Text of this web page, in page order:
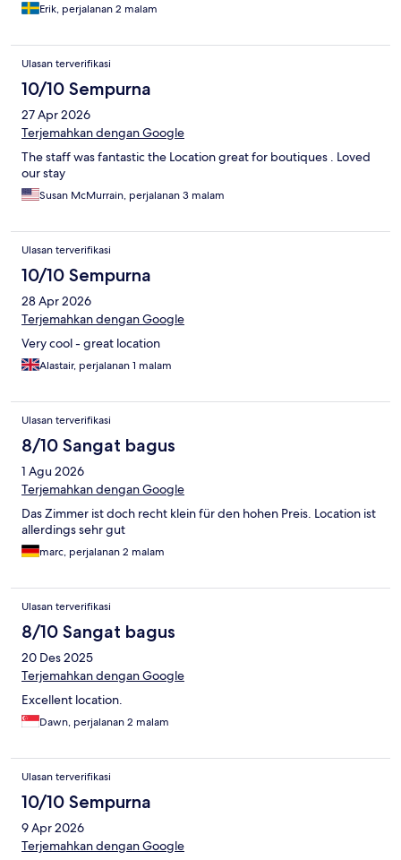
Erik, perjalanan 2 malam
Ulasan terverifikasi
10/10 Sempurna
27 Apr 2026
Terjemahkan dengan Google
The staff was fantastic the Location great for boutiques . Loved
our stay
Susan McMurrain, perjalanan 3 malam
Ulasan terverifikasi
10/10 Sempurna
28 Apr 2026
Terjemahkan dengan Google
Very cool - great location
Alastair, perjalanan 1 malam
Ulasan terverifikasi
8/10 Sangat bagus
1 Agu 2026
Terjemahkan dengan Google
Das Zimmer ist doch recht klein für den hohen Preis. Location ist
allerdings sehr gut
marc, perjalanan 2 malam
Ulasan terverifikasi
8/10 Sangat bagus
20 Des 2025
Terjemahkan dengan Google
Excellent location.
Dawn, perjalanan 2 malam
Ulasan terverifikasi
10/10 Sempurna
9 Apr 2026
Terjemahkan dengan Google